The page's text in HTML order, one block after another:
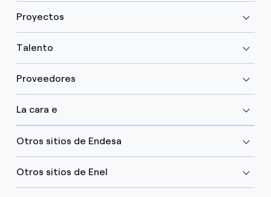
Proyectos
Talento
Proveedores
La cara e
Otros sitios de Endesa
Otros sitios de Enel